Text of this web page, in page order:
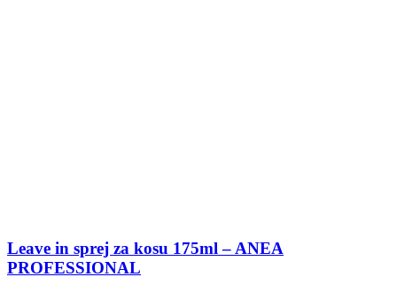
Leave in sprej za kosu 175ml – ANEA
PROFESSIONAL